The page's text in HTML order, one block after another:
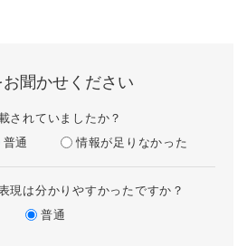
聞かせください
されていましたか？
普通 情報が足りなかった
現は分かりやすかったですか？
普通